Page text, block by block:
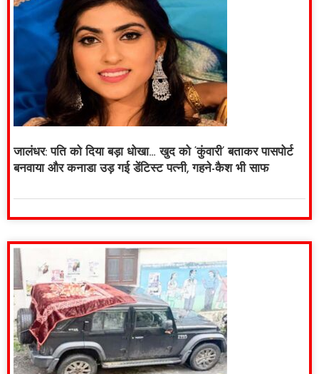
जालंधर: पति को दिया बड़ा धोखा… खुद को ‘कुंवारी’ बताकर पासपोर्ट
बनवाया और कनाडा उड़ गई डेंटिस्ट पत्नी, गहने-कैश भी साफ